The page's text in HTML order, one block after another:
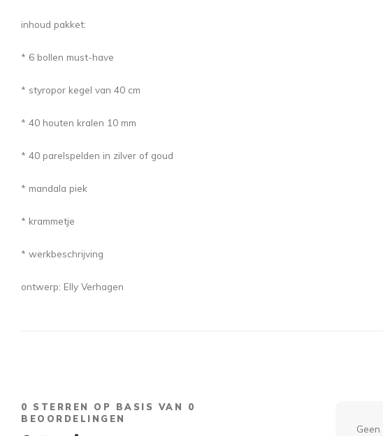
inhoud pakket:
* 6 bollen must-have
* styropor kegel van 40 cm
* 40 houten kralen 10 mm
* 40 parelspelden in zilver of goud
* mandala piek
* krammetje
* werkbeschrijving
ontwerp: Elly Verhagen
0 STERREN OP BASIS VAN 0
BEOORDELINGEN